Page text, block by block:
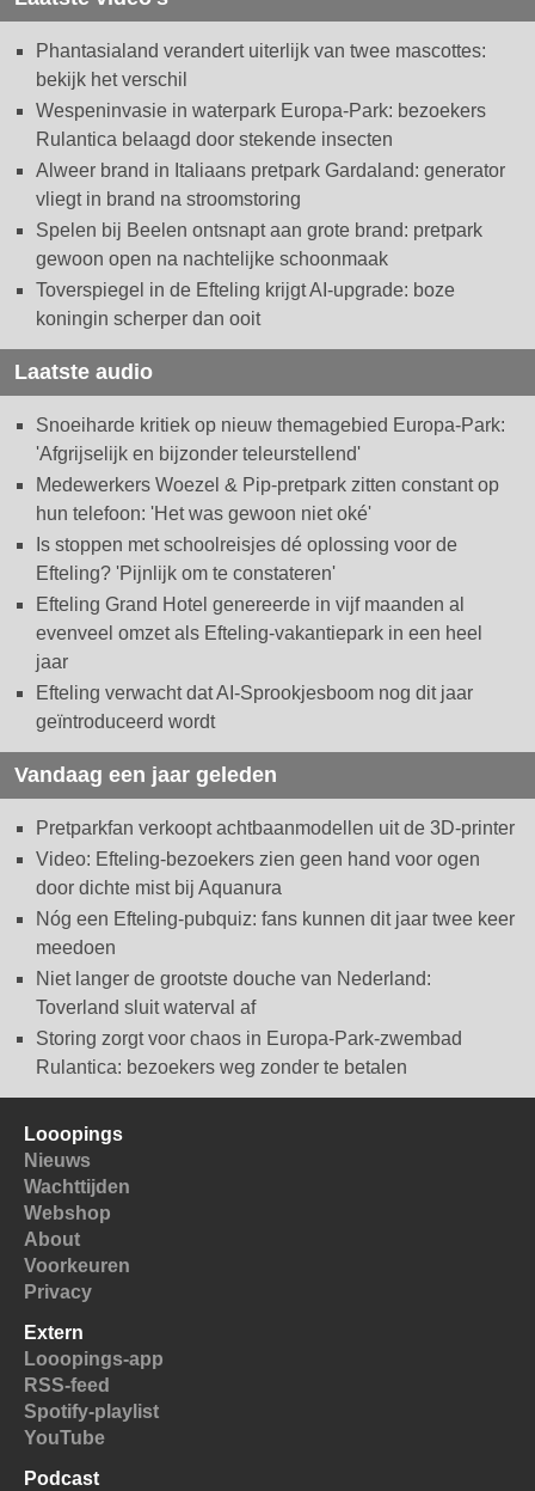
Phantasialand verandert uiterlijk van twee mascottes:
bekijk het verschil
Wespeninvasie in waterpark Europa-Park: bezoekers
Rulantica belaagd door stekende insecten
Alweer brand in Italiaans pretpark Gardaland: generator
vliegt in brand na stroomstoring
Spelen bij Beelen ontsnapt aan grote brand: pretpark
gewoon open na nachtelijke schoonmaak
Toverspiegel in de Efteling krijgt AI-upgrade: boze
koningin scherper dan ooit
Laatste audio
Snoeiharde kritiek op nieuw themagebied Europa-Park:
'Afgrijselijk en bijzonder teleurstellend'
Medewerkers Woezel & Pip-pretpark zitten constant op
hun telefoon: 'Het was gewoon niet oké'
Is stoppen met schoolreisjes dé oplossing voor de
Efteling? 'Pijnlijk om te constateren'
Efteling Grand Hotel genereerde in vijf maanden al
evenveel omzet als Efteling-vakantiepark in een heel
jaar
Efteling verwacht dat AI-Sprookjesboom nog dit jaar
geïntroduceerd wordt
Vandaag een jaar geleden
Pretparkfan verkoopt achtbaanmodellen uit de 3D-printer
Video: Efteling-bezoekers zien geen hand voor ogen
door dichte mist bij Aquanura
Nóg een Efteling-pubquiz: fans kunnen dit jaar twee keer
meedoen
Niet langer de grootste douche van Nederland:
Toverland sluit waterval af
Storing zorgt voor chaos in Europa-Park-zwembad
Rulantica: bezoekers weg zonder te betalen
Looopings
Nieuws
Wachttijden
Webshop
About
Voorkeuren
Privacy
Extern
Looopings-app
RSS-feed
Spotify-playlist
YouTube
Podcast